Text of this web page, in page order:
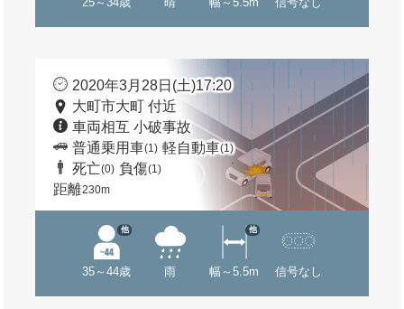
2020年3月28日(土)17:20
大町市大町 付近
車両相互 小破事故
普通乗用車(1) 軽自動車(1)
死亡(0) 負傷(1)
距離230m
35～44歳
他
雨 幅～5.5m
他
信号なし